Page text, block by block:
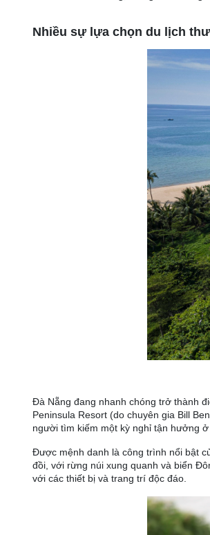
Nhiều sự lựa chọn du lịch
Đà Nẵng đang nhanh chóng trở thành
Peninsula Resort (do chuyên gia Bill
người tìm kiếm một kỳ nghỉ tận hưởng
Được mệnh danh là công trình nổi bật
đồi, với rừng núi xung quanh và biển
với các thiết bị và trang trí độc đáo.